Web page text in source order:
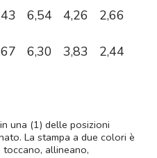
6,54 4,26 2,66
6,30 3,83 2,44
una (1) delle posizioni
La stampa a due colori è
allineano,